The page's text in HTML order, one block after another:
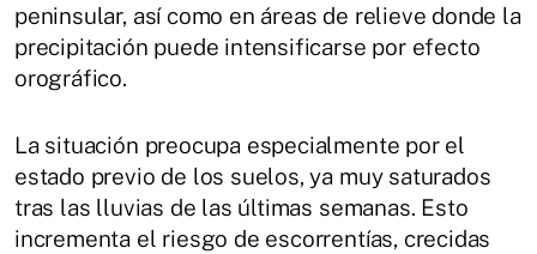
peninsular, así como en áreas de relieve donde la
precipitación puede intensificarse por efecto
orográfico.
La situación preocupa especialmente por el
estado previo de los suelos, ya muy saturados
tras las lluvias de las últimas semanas. Esto
incrementa el riesgo de escorrentías, crecidas